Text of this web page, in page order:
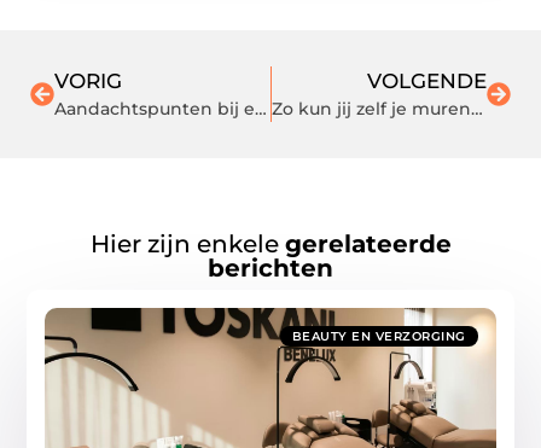
VORIG
Aandachtspunten bij een beddenspeciaalzaak Amsterdam bezoeken
VOLGENDE
Zo kun jij zelf je muren sauzen
Hier zijn enkele gerelateerde
berichten
BEAUTY EN VERZORGING